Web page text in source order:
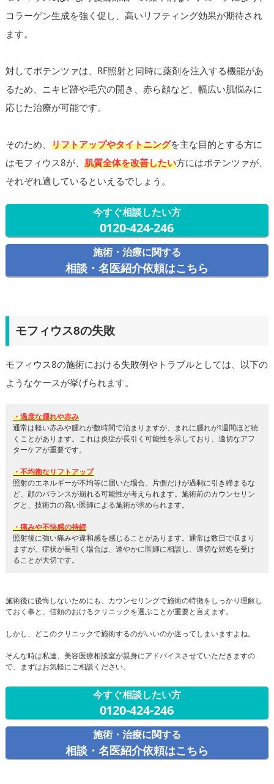
コラーゲン生成を強く促し、高いリフティング効果が期待され
ます。
対してポテンツァは、RF照射と同時に薬剤を注入する機能があ
るため、ニキビ跡や毛穴の開き、赤ら顔など、幅広い肌悩みに
応じた治療が可能です。
そのため、 リフトアップやタイトニングを主な目的とする方に
はモフィウス8が、 肌質全体を改善したい方にはポテンツァが、
それぞれ適しているといえるでしょう。
今すぐ相談したい方
0120-424-246
施術・治療に関する
相談・名医紹介依頼はこちら
モフィウス8の失敗
モフィウス8の施術における失敗例やトラブルとしては、以下の
ようなケースが挙げられます。
・過度な腫れや赤み
通常は軽い赤みや腫れが数時間で治まりますが、まれに腫れが1週間ほど続
くことがあります。これは炎症が長引く可能性を示しており、適切なアフ
ターケアが重要です。
・不均衡なリフトアップ
照射のエネルギーが不均等に届いた場合、片側だけが過剰に引き締まるな
ど、顔のバランスが崩れる可能性が考えられます。施術前のカウンセリン
グと、技術力の高い医師による施術が求められます。
・痛みや不快感の持続
照射後に強い痛みや違和感を感じることがあります。通常は数日で収まり
ますが、症状が長引く場合は、速やかに医師に相談し、適切な対処を受け
ることが大切です。
施術後に後悔しないためにも、カウンセリングで施術の特徴をしっかり理解し
ておく事と、信頼のおけるクリニックを選ぶことが重要と言えます。
しかし、どこのクリニックで施術するのがいいのか迷ってしまいますよね。
そんな時は私達、美容医療相談室が親身にアドバイスさせていただきますの
で、まずはお気軽にご相談ください。
今すぐ相談したい方
0120-424-246
施術・治療に関する
相談・名医紹介依頼はこちら